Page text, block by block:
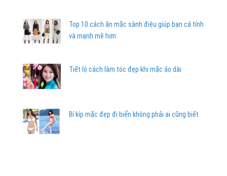
Top 10 cách ăn mặc sành điệu giúp bạn cá tính
và mạnh mẽ hơn
Tiết lộ cách làm tóc đẹp khi mặc áo dài
Bí kíp mặc đẹp đi biển không phải ai cũng biết